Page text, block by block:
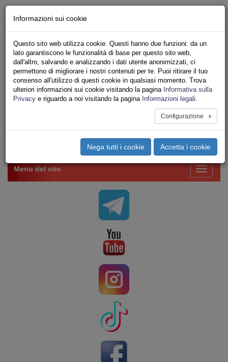
Iscriviti Online
Ricerca
Area Stampa
Privacy
VV.F.
UNIONE SINDACALE DI BASE SETTORE VIGILI
Toggle
Menu del sito
Informazioni sui cookie
Questo sito web utilizza cookie. Questi hanno due funzioni: da un
lato garantiscono le funzionalità di base per questo sito web,
dall'altro, salvando e analizzando i dati utente anonimizzati, ci
permettono di migliorare i nostri contenuti per te. Puoi ritirare il tuo
consenso all'utilizzo di questi cookie in qualsiasi momento. Trova
ulteriori informazioni sui cookie visitando la pagina Informativa sulla
Privacy e riguardo a noi visitando la pagina Informazioni legali.
Configurazione
Nega tutti i cookie Accetta i cookie